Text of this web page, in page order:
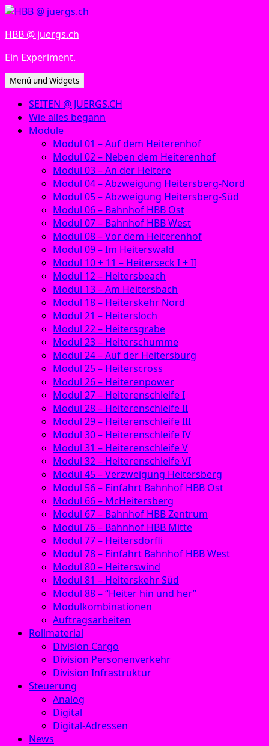
Zum
springen
HBB @ juergs.ch
Ein Experiment.
Menü und Widgets
SEITEN @ JUERGS.CH
Wie alles begann
Module
Modul 01 – Auf dem Heiterenhof
Modul 02 – Neben dem Heiterenhof
Modul 03 – An der Heitere
Modul 04 – Abzweigung Heitersberg-Nord
Modul 05 – Abzweigung Heitersberg-Süd
Modul 06 – Bahnhof HBB Ost
Modul 07 – Bahnhof HBB West
Modul 08 – Vor dem Heiterenhof
Modul 09 – Im Heiterswald
Modul 10 + 11 – Heiterseck I + II
Modul 12 – Heitersbeach
Modul 13 – Am Heitersbach
Modul 18 – Heiterskehr Nord
Modul 21 – Heitersloch
Modul 22 – Heitersgrabe
Modul 23 – Heiterschumme
Modul 24 – Auf der Heitersburg
Modul 25 – Heiterscross
Modul 26 – Heiterenpower
Modul 27 – Heiterenschleife I
Modul 28 – Heiterenschleife II
Modul 29 – Heiterenschleife III
Modul 30 – Heiterenschleife IV
Modul 31 – Heiterenschleife V
Modul 32 – Heiterenschleife VI
Modul 45 – Verzweigung Heitersberg
Modul 56 – Einfahrt Bahnhof HBB Ost
Modul 66 – McHeitersberg
Modul 67 – Bahnhof HBB Zentrum
Modul 76 – Bahnhof HBB Mitte
Modul 77 – Heitersdörfli
Modul 78 – Einfahrt Bahnhof HBB West
Modul 80 – Heiterswind
Modul 81 – Heiterskehr Süd
Modul 88 – “Heiter hin und her”
Modulkombinationen
Auftragsarbeiten
Rollmaterial
Division Cargo
Division Personenverkehr
Division Infrastruktur
Steuerung
Analog
Digital
Digital-Adressen
News